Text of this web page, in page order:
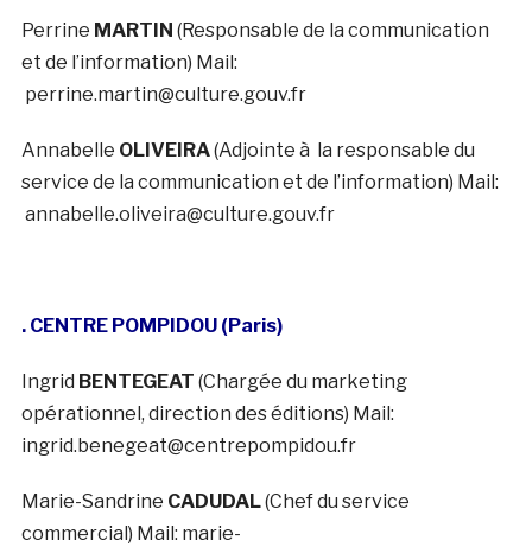
Perrine MARTIN (Responsable de la communication
et de l’information) Mail:
perrine.martin@culture.gouv.fr
Annabelle OLIVEIRA(Adjointe à la responsable du
service de la communication et de l’information) Mail:
annabelle.oliveira@culture.gouv.fr
. CENTRE POMPIDOU (Paris)
Ingrid BENTEGEAT (Chargée du marketing
opérationnel, direction des éditions) Mail:
ingrid.benegeat@centrepompidou.fr
Marie-Sandrine CADUDAL(Chef du service
commercial) Mail: marie-